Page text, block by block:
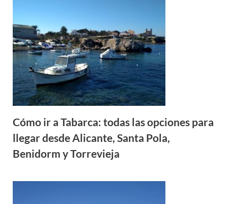
Cómo ir a Tabarca: todas las opciones para
llegar desde Alicante, Santa Pola,
Benidorm y Torrevieja